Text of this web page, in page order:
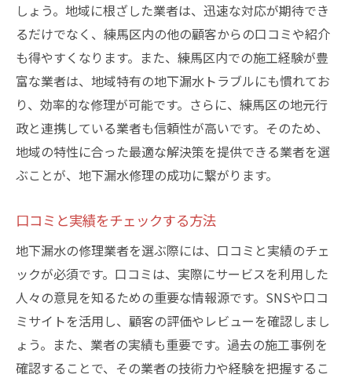
しょう。地域に根ざした業者は、迅速な対応が期待でき
るだけでなく、練馬区内の他の顧客からの口コミや紹介
も得やすくなります。また、練馬区内での施工経験が豊
富な業者は、地域特有の地下漏水トラブルにも慣れてお
り、効率的な修理が可能です。さらに、練馬区の地元行
政と連携している業者も信頼性が高いです。そのため、
地域の特性に合った最適な解決策を提供できる業者を選
ぶことが、地下漏水修理の成功に繋がります。
口コミと実績をチェックする方法
地下漏水の修理業者を選ぶ際には、口コミと実績のチェ
ックが必須です。口コミは、実際にサービスを利用した
人々の意見を知るための重要な情報源です。SNSや口コ
ミサイトを活用し、顧客の評価やレビューを確認しまし
ょう。また、業者の実績も重要です。過去の施工事例を
確認することで、その業者の技術力や経験を把握するこ